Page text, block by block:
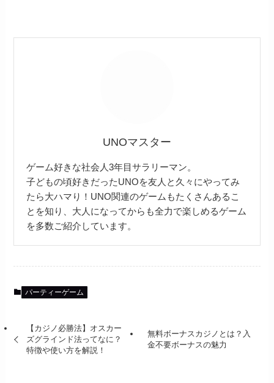
UNOマスター
ゲーム好きな社会人3年目サラリーマン。
子どもの頃好きだったUNOを友人と久々にやってみ
たら大ハマり！UNO関連のゲームもたくさんあるこ
とを知り、大人になってからも全力で楽しめるゲーム
を多数ご紹介しています。
パーティーゲーム
【カジノ必勝法】オスカー
ズグラインド法ってなに？
特徴や使い方を解説！
無料ボーナスカジノとは？入
金不要ボーナスの魅力